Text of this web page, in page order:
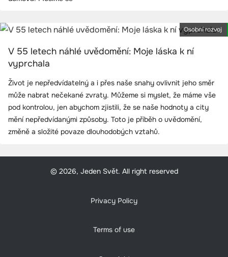
Osobní rozvoj
V 55 letech náhlé uvědomění: Moje láska k ní
vyprchala
Život je nepředvídatelný a i přes naše snahy ovlivnit jeho směr
může nabrat nečekané zvraty. Můžeme si myslet, že máme vše
pod kontrolou, jen abychom zjistili, že se naše hodnoty a city
mění nepředvídanými způsoby. Toto je příběh o uvědomění,
změně a složité povaze dlouhodobých vztahů.
© 2026, Jeden Svět. All right reserved
Privacy Policy
Terms of use